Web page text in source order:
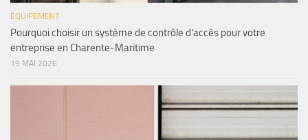
ÉQUIPEMENT
Pourquoi choisir un système de contrôle d’accès pour votre
entreprise en Charente-Maritime
19 MAI 2026